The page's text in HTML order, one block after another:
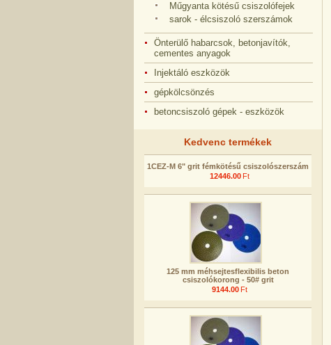
Műgyanta kötésű csiszolófejek
sarok - élcsiszoló szerszámok
Önterülő habarcsok, betonjavítók,
cementes anyagok
Injektáló eszközök
gépkölcsönzés
betoncsiszoló gépek - eszközök
Kedvenc termékek
1CEZ-M 6" grit fémkötésű csiszolószerszám
12446.00 Ft
125 mm méhsejtesflexibilis beton
csiszolókorong - 50# grit
9144.00 Ft